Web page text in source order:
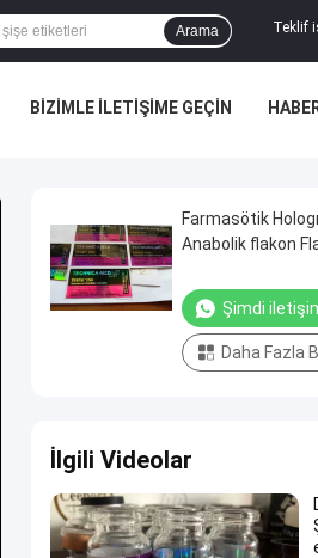
Teklif
Arama
BIZIMLE ILETIŞIME GEÇIN
Farmasötik
Anabolik flakon
Şimdi
Daha Fazla
İlgili Videolar